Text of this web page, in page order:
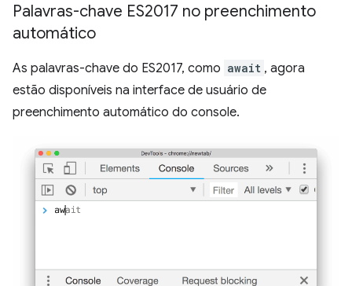
Palavras-chave ES2017 no preenchimento
automático
As palavras-chave do ES2017, como await , agora
estão disponíveis na interface de usuário de
preenchimento automático do console.